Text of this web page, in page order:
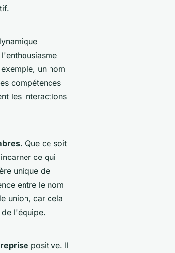
un nom
compétences
les interactions
. Que ce soit
ce qui
unique de
entre le nom
union, car cela
de l'équipe.
positive. Il